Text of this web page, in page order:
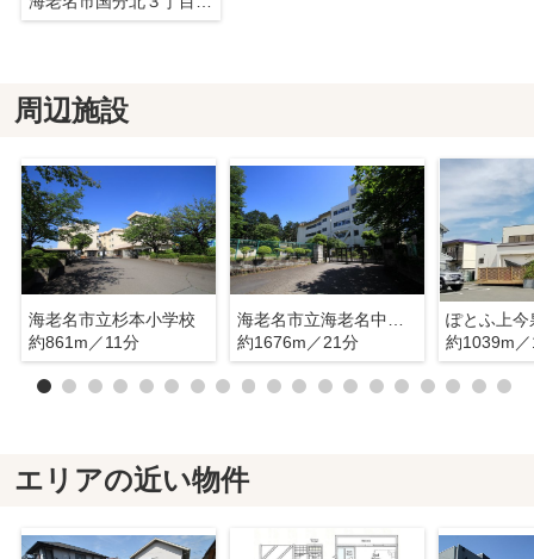
周辺施設
海老名市立杉本小学校
約861m／11分
海老名市立海老名中学校
約1676m／21分
約1039m
エリアの近い物件